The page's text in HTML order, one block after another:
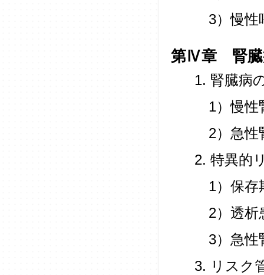
3）慢性
第Ⅳ章 腎臓
1. 腎臓病
1）慢性
2）急性
2. 特異的
1）保存
2）透析
3）急性
3. リスク